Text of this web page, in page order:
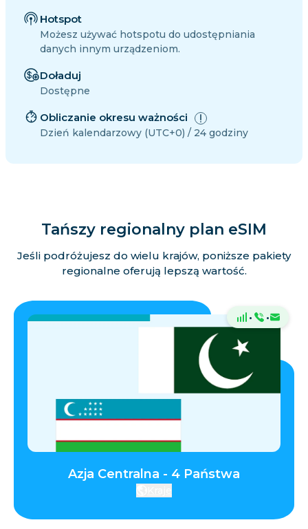
Hotspot
Możesz używać hotspotu do udostępniania
danych innym urządzeniom.
Doładuj
Dostępne
Obliczanie okresu ważności
Dzień kalendarzowy (UTC+0) / 24 godziny
Tańszy regionalny plan eSIM
Jeśli podróżujesz do wielu krajów, poniższe pakiety
regionalne oferują lepszą wartość.
· ·
Azja Centralna - 4 Państwa